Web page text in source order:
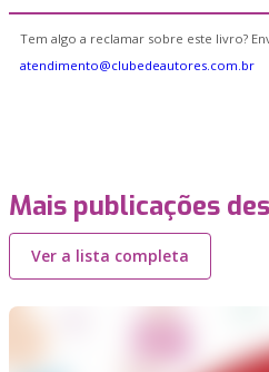
Tem algo a reclamar sobre este livro?
atendimento@clubedeautores.com.br
Mais publicações
Ver a lista completa